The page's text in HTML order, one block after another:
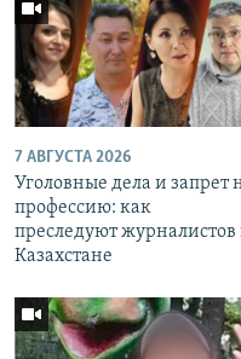
7 АВГУСТА 2026
Уголовные дела и запрет
профессию: как
преследуют журналистов
Казахстане